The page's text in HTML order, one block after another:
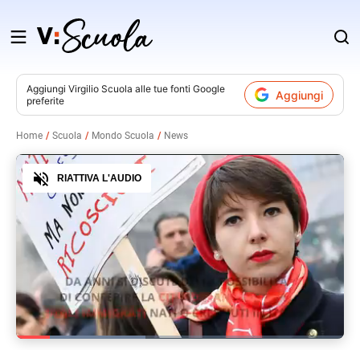
Salta
contenuto
Aggiungi Virgilio Scuola alle tue fonti Google
preferite
Aggiungi
Home Scuola Mondo Scuola News
Loaded:39.42%
Audio
RIATTIVA L'AUDIO